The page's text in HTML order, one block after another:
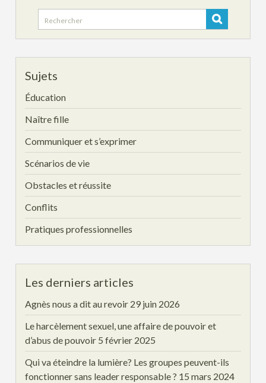
Search
for:
Sujets
Éducation
Naître fille
Communiquer et s’exprimer
Scénarios de vie
Obstacles et réussite
Conflits
Pratiques professionnelles
Les derniers articles
Agnès nous a dit au revoir 29 juin 2026
Le harcèlement sexuel, une affaire de pouvoir et
d’abus de pouvoir 5 février 2025
Qui va éteindre la lumière? Les groupes peuvent-ils
fonctionner sans leader responsable ? 15 mars 2024